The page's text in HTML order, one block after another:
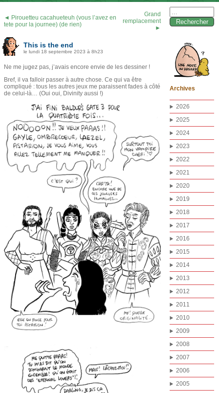
◄ Pirouetteu cacahueteuh (vous l’avez en
tete pour la journee) (de rien)
Grand
remplacement
►
This is the end
le lundi 18 septembre 2023 à 8h23
Ne me jugez pas, j’avais encore envie de les dessiner !
Bref, il va falloir passer à autre chose. Ce qui va être
compliqué : tous les autres jeux me paraissent fades à côté
de celui-là… (Oui oui, Divinity aussi !)
Archives
2026
2025
2024
2023
2022
2021
2020
2019
2018
2017
2016
2015
2014
2013
2012
2011
2010
2009
2008
2007
2006
2005